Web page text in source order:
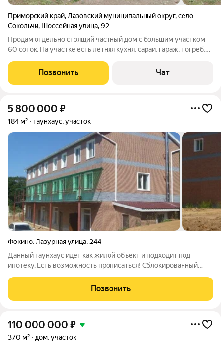
Приморский край, Лазовский муниципальный округ,село
Сокольчи, Шоссейная улица,92
Продам отдельно стоящий частный дом с большим участком
60 соток. На участке есть летняя кухня, сараи, гараж, погреб,
Позвонить Чат
5 800 000 ₽
184 м² таунхаус, участок
Фокино, Лазурная улица, 244
Данный таунхаус идет как жилой объект и подходит под
ипотеку. Есть возможность прописаться! Сблокированный
Фокино в сторону г. Находка , на расстоянии 1,9 км. от трассы и
в 170-и метрах
Позвонить
110 000 000 ₽
370 м² дом, участок